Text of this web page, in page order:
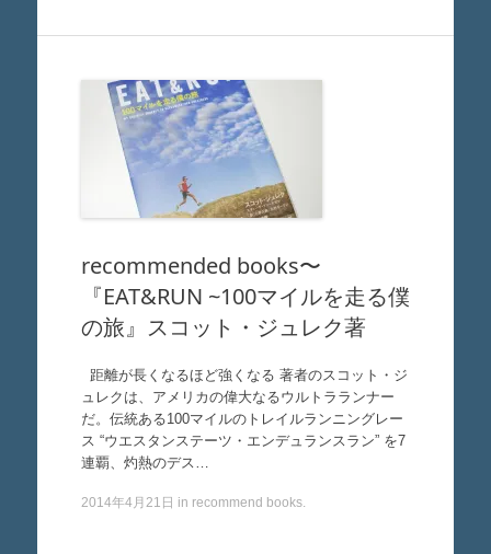
recommended books〜
『EAT&RUN ~100マイルを走る僕
の旅』スコット・ジュレク著
距離が長くなるほど強くなる 著者のスコット・ジ
ュレクは、アメリカの偉大なるウルトラランナー
だ。伝統ある100マイルのトレイルランニングレー
ス “ウエスタンステーツ・エンデュランスラン” を7
連覇、灼熱のデス…
2014年4月21日 in recommend books.